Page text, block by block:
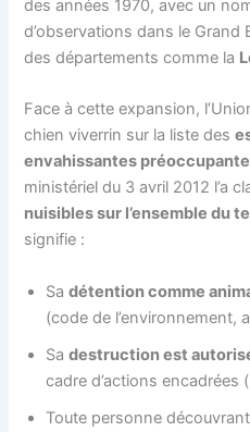
des années 1970, avec un
d’observations dans le
des départements comme la
Face à cette expansion,
chien viverrin sur la liste des
envahissantes
ministériel du 3 avril 2012 l’a
nuisibles sur l’ensemble du
signifie :
Sadétention comme
(code de l’environnement,
Sadestruction est
cadre d’actions encadrées
Toute personne